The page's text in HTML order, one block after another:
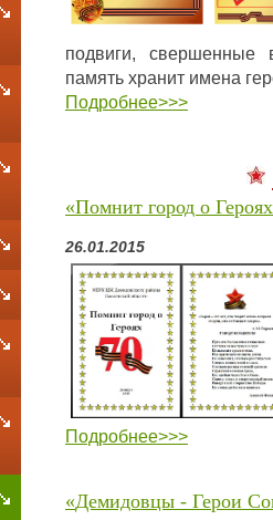
подвиги,
память хранит имена
Подробнее>>>
«Помнит город о Героях
26.01.2015
Подробнее>>>
«Демидовцы - Герои